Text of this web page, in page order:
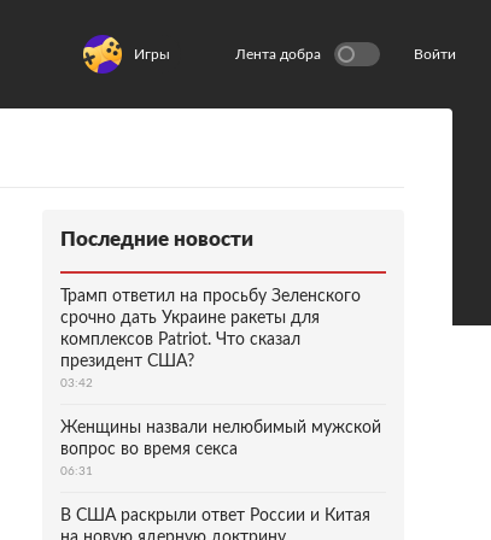
Игры Лента добра Войти
Последние новости
Трамп ответил на просьбу Зеленского
срочно дать Украине ракеты для
комплексов Patriot. Что сказал
президент США?
03:42
Женщины назвали нелюбимый мужской
вопрос во время секса
06:31
В США раскрыли ответ России и Китая